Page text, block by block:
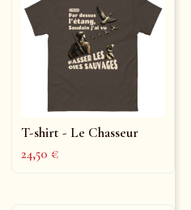
T-shirt - Le Chasseur
24,50€